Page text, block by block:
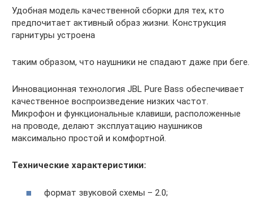
Удобная модель качественной сборки для тех, кто
предпочитает активный образ жизни. Конструкция
гарнитуры устроена
таким образом, что наушники не спадают даже при беге.
Инновационная технология JBL Pure Bass обеспечивает
качественное воспроизведение низких частот.
Микрофон и функциональные клавиши, расположенные
на проводе, делают эксплуатацию наушников
максимально простой и комфортной.
Технические характеристики:
формат звуковой схемы – 2.0;